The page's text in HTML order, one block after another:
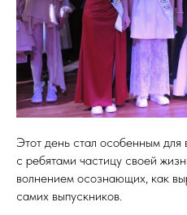
Этот день стал особенным для
с ребятами частицу своей
волнением осознающих, как
самих выпускников.